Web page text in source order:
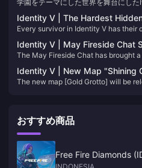
期せぬモデリングの問題が明らかにな
ーム内の見た目は2Dプレビュー
学園をテーマにした世界を舞台にし
生が加わりました——それは他でもな
らの六元青スキンは常に高品質で、今
ています！
Identity V | The Hardest
Survivors – Only a Few Have
Every survivor in Identity V has their
achievement. Triggering one during
points — a small bonus, but some of
hard to pull off!
Identity V | May Fireside Chat
Adjustments, and More!
The May Fireside Chat has brought
the developers' attentiveness to
comprehensive breakdown of the
Identity V | New Map "Shining
The new map [Gold Grotto] will be
おすすめ商品
Free Fire Diamonds